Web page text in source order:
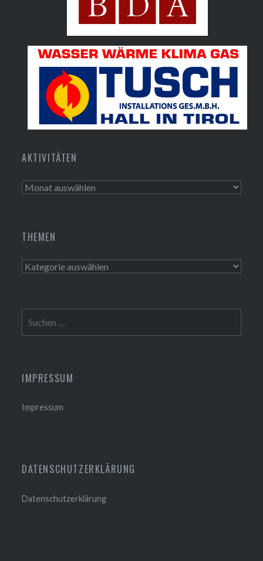
Bundesdenkmalamt
AKTIVITÄTEN
Aktivitäten
THEMEN
Themen
nach:
IMPRESSUM
Impressum
DATENSCHUTZERKLÄRUNG
Datenschutzerklärung